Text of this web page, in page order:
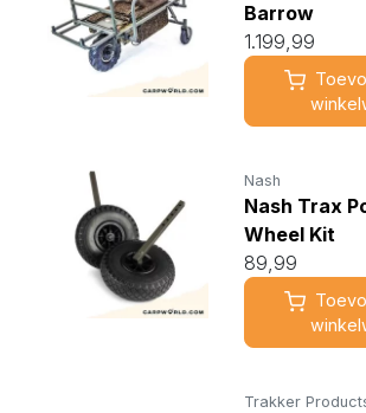
Barrow
1.199,99
Nash
Nash Trax
Wheel Kit
89,99
Trakker